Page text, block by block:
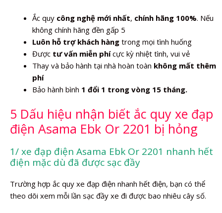
Ắc quy công nghệ mới nhất, chính hãng 100%. Nếu
không chính hãng đền gấp 5
Luôn hỗ trợ khách hàng trong mọi tình huống
Được tư vấn miễn phícực kỳ nhiệt tình, vui vẻ
Thay và bảo hành tại nhà hoàn toàn không mất thêm
phí
Bảo hành bình 1 đổi 1 trong vòng 15 tháng.
5 Dấu hiệu nhận biết ắc quy xe đạp
điện Asama Ebk Or 2201 bị hỏng
1/ xe đạp điện Asama Ebk Or 2201 nhanh hết
điện mặc dù đã được sạc đầy
Trường hợp ắc quy xe đạp điện nhanh hết điện, bạn có thể
theo dõi xem mỗi lần sạc đầy xe đi được bao nhiêu cây số.